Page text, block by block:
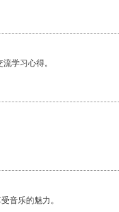
学习心得。
音乐的魅力。